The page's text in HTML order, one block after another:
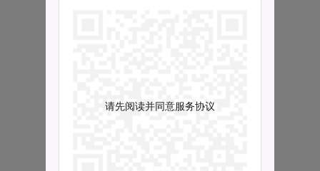
请先阅读并同意服务协议